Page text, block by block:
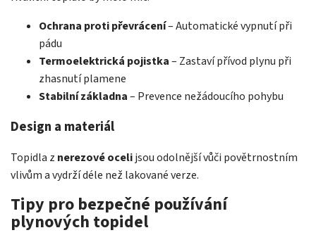
Ochrana proti převrácení– Automatické vypnutí při
pádu
Termoelektrická pojistka– Zastaví přívod plynu při
zhasnutí plamene
Stabilní základna– Prevence nežádoucího pohybu
Design a materiál
Topidla z nerezové ocelijsou odolnější vůči povětrnostním
vlivům a vydrží déle než lakované verze.
Tipy pro bezpečné používání
plynových topidel